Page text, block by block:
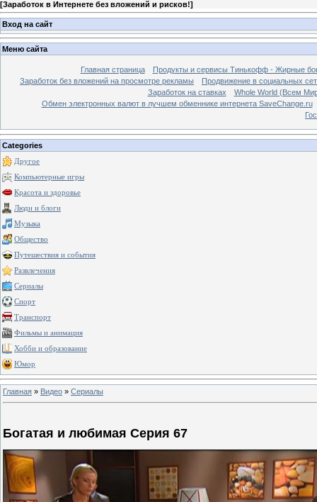
[Заработок в Интернете без вложений и рисков!]
Вход на сайт
Меню сайта
Главная страница
Продукты и сервисы Тинькофф - Жирные
Заработок без вложений на просмотре рекламы
Продвижение в социальных
Заработок на ставках
Whole World (Всем
Обмен электронных валют в лучшем обменнике интернета SaveChange.ru
Categories
Другое
Компьютерные игры
Красота и здоровье
Люди и блоги
Музыка
Общество
Путешествия и события
Развлечения
Сериалы
Спорт
Транспорт
Фильмы и анимация
Хобби и образование
Юмор
Главная » Видео » Сериалы
Богатая и любимая Серия 67